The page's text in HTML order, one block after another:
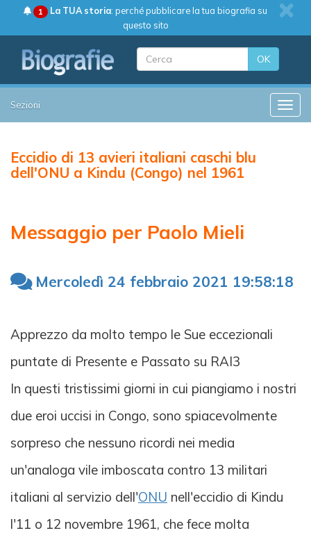
1 La TUA storia: perché pubblicare la tua biografia su
questo sito
OK
Sezioni
Eccidio di 13 avieri italiani caschi blu
dell'ONU a Kindu (Congo) nel 1961
Messaggio per Paolo Mieli
Mercoledì 24 febbraio 2021 19:58:18
Apprezzo da molto tempo le Sue eccezionali
puntate di Presente e Passato su RAI3
In questi tristissimi giorni in cui piangiamo i nostri
due eroi uccisi in Congo, sono spiacevolmente
sorpreso che nessuno ricordi nei media
un'analoga vile imboscata contro 13 militari
italiani al servizio dell'ONU nell'eccidio di Kindu
l'11 o 12 novembre 1961, che fece molta